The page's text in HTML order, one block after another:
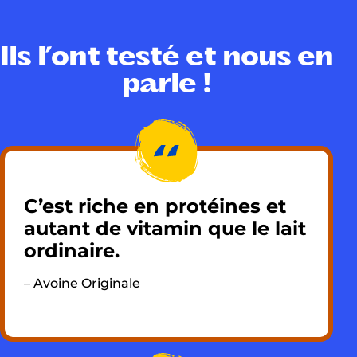
Ils l’ont testé et nous en
parle !
C’est riche en protéines et
autant de vitamin que le lait
ordinaire.
– Avoine Originale